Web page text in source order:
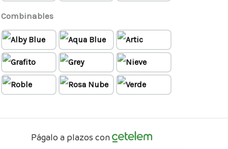
Combinables
Págalo a plazos con